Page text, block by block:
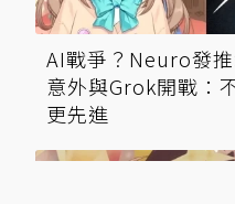
AI戰爭？Neuro發
意外與Grok開戰：
更先進